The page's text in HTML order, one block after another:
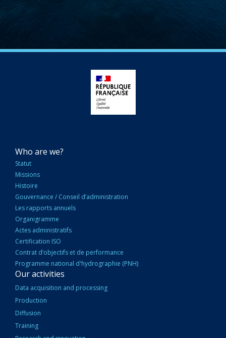
NAVIGATION
PRINCIPALE
Who are we?
Statut
Missions
Histoire
Gouvernance / Conseil d’administration
Les rapports annuels
Organigramme
Actes administratifs
Certification ISO
Contrat d’objectifs et de performance
Programme national d'hydrographie (PNH)
Our activities
Data acquisition and processing
Production
Diffusion
Training